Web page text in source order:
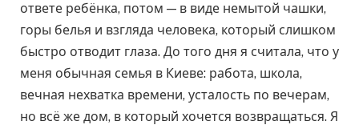
ответе ребёнка, потом — в виде немытой чашки,
горы белья и взгляда человека, который слишком
быстро отводит глаза. До того дня я считала, что у
меня обычная семья в Киеве: работа, школа,
вечная нехватка времени, усталость по вечерам,
но всё же дом, в который хочется возвращаться. Я